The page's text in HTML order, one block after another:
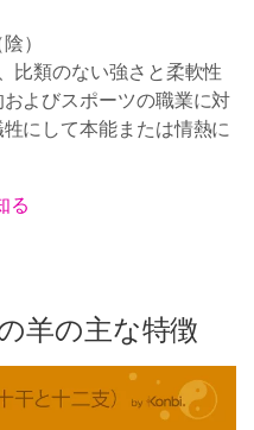
）
比類のない強さと柔軟性
よびスポーツの職業に対
にして本能または情熱に
る
羊の主な特徴